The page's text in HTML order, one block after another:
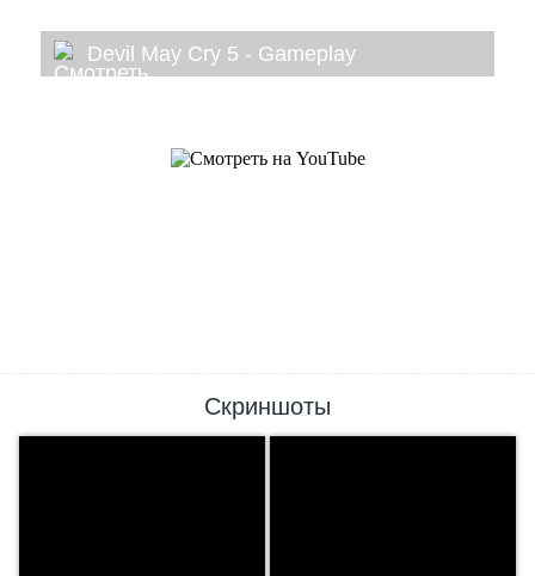
Devil May Cry 5 - Gameplay
Скриншоты